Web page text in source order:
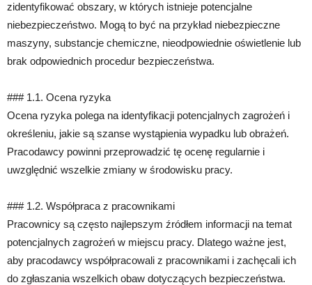
zidentyfikować obszary, w których istnieje potencjalne
niebezpieczeństwo. Mogą to być na przykład niebezpieczne
maszyny, substancje chemiczne, nieodpowiednie oświetlenie lub
brak odpowiednich procedur bezpieczeństwa.
### 1.1. Ocena ryzyka
Ocena ryzyka polega na identyfikacji potencjalnych zagrożeń i
określeniu, jakie są szanse wystąpienia wypadku lub obrażeń.
Pracodawcy powinni przeprowadzić tę ocenę regularnie i
uwzględnić wszelkie zmiany w środowisku pracy.
### 1.2. Współpraca z pracownikami
Pracownicy są często najlepszym źródłem informacji na temat
potencjalnych zagrożeń w miejscu pracy. Dlatego ważne jest,
aby pracodawcy współpracowali z pracownikami i zachęcali ich
do zgłaszania wszelkich obaw dotyczących bezpieczeństwa.